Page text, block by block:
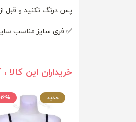
پس درنگ نکنید و قبل
✅ فری سایز مناسب سایز 36 تا
خریداران این کالا
جدید -